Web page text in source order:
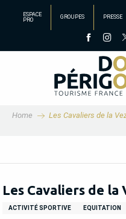
principal
ESPACE
PRO
GROUPES PRESSE
Home Les Cavaliers de la
Les Cavaliers de la
ACTIVITÉ SPORTIVE EQUITATION